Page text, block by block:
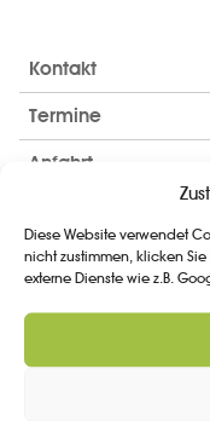
Diese Website verwendet
nicht zustimmen, klicken
externe Dienste wie z.B.
Kontakt
Termine
Anfahrt
Anmeldung
Blockpläne/14-täg.